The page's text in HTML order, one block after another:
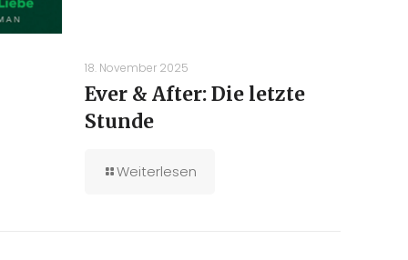
18. November 2025
Ever & After: Die letzte
Stunde
Weiterlesen